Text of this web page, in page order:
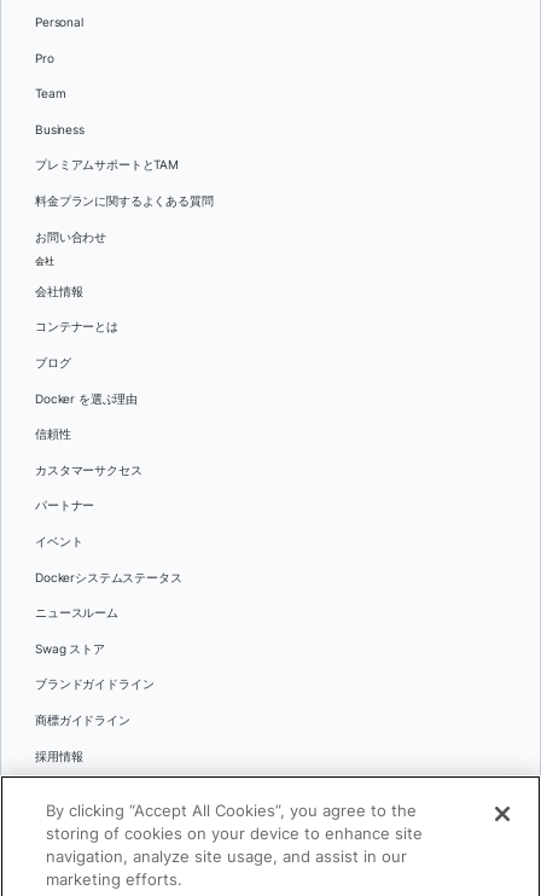
Personal
Pro
Team
Business
プレミアムサポートとTAM
料金プランに関するよくある質問
お問い合わせ
会社
会社情報
コンテナーとは
ブログ
Docker を選ぶ理由
信頼性
カスタマーサクセス
パートナー
イベント
Dockerシステムステータス
ニュースルーム
Swag ストア
ブランドガイドライン
商標ガイドライン
採用情報
言語
日本語
By clicking “Accept All Cookies”, you agree to the
storing of cookies on your device to enhance site
navigation, analyze site usage, and assist in our
marketing efforts.